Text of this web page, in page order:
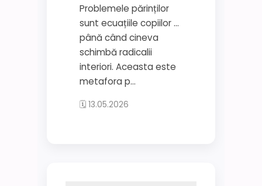
Problemele părinților
sunt ecuațiile copiilor …
până când cineva
schimbă radicalii
interiori. Aceasta este
metafora p...
🗓 13.05.2026